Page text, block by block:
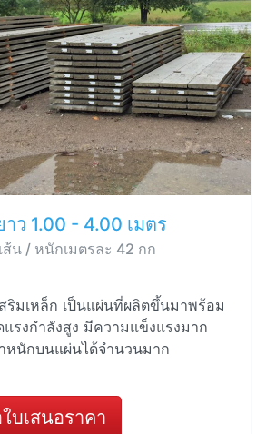
ว 1.00 - 4.00 เมตร
ส้น / หนักเมตรละ 42 กก
ริมเหล็ก เป็นแผ่นที่ผลิตขึ้นมาพร้อม
รงกำลังสูง มีความแข็งแรงมาก
หนักบนแผ่นได้จำนวนมาก
บเสนอราคา